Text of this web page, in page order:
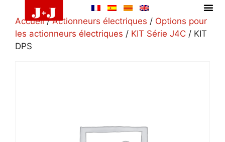
Accueil/Actionneurs électriques / Options pour
les actionneurs électriques / KIT Série J4C / KIT
DPS